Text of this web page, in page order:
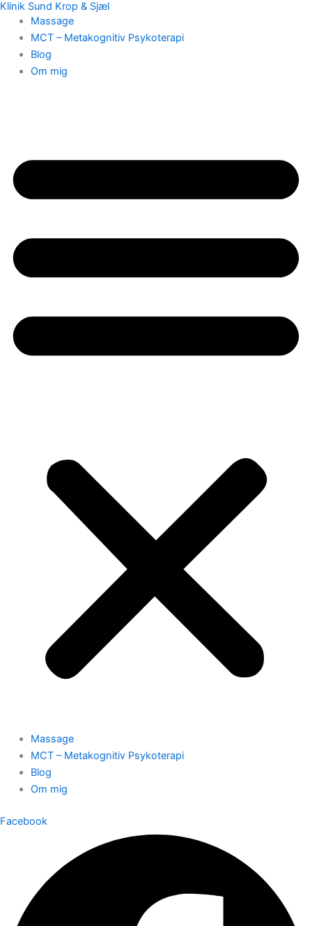
Gå
indholdet
Klinik Sund Krop & Sjæl
Massage
MCT – Metakognitiv Psykoterapi
Blog
Om mig
Massage
MCT – Metakognitiv Psykoterapi
Blog
Om mig
Facebook